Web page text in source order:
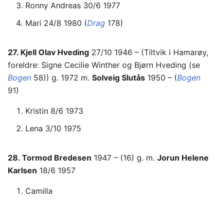
Ronny Andreas 30/6 1977
Mari 24/8 1980 (Drag 178)
27. Kjell Olav Hveding 27/10 1946 – (Tiltvik i Hamarøy,
foreldre: Signe Cecilie Winther og Bjørn Hveding (se
Bogen 58)) g. 1972 m. Solveig Slutås 1950 – (Bogen
91)
Kristin 8/6 1973
Lena 3/10 1975
28. Tormod Bredesen 1947 – (16) g. m. Jorun Helene
Karlsen 18/6 1957
Camilla